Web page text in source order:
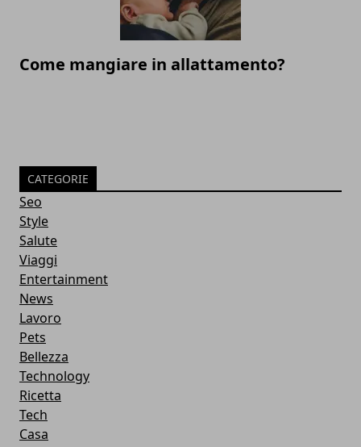
Come mangiare in allattamento?
CATEGORIE
Seo
Style
Salute
Viaggi
Entertainment
News
Lavoro
Pets
Bellezza
Technology
Ricetta
Tech
Casa